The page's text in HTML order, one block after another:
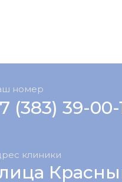
(383) 39-00-
номер
клиники